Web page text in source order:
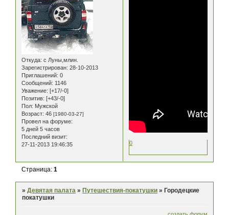
Откуда: с Луны,млин.
Зарегистрирован: 28-10-2013
Приглашений: 0
Сообщений: 1146
Уважение: [+17/-0]
Позитив: [+43/-0]
Пол: Мужской
Возраст: 46 [1980-03-27]
Провел на форуме:
5 дней 5 часов
Последний визит:
27-11-2013 19:46:35
0
Страница:1
»Девятая палата » Путешествия-покатушки » Городецкие
покатушки